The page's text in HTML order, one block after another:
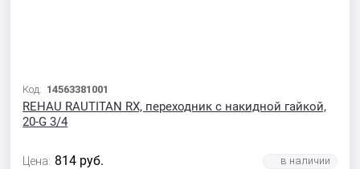
Код: 14563381001
REHAU RAUTITAN RX, переходник с накидной гайкой,
20-G 3/4
Цена: 814 руб.